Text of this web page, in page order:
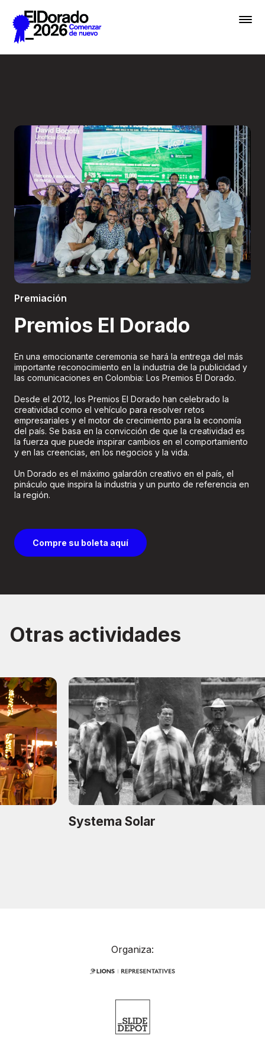
Saltar al contenido principal
Academias
Archivo
Inscribir
Boletería
Premiación
Premios El Dorado
En una emocionante ceremonia se hará la entrega del más
importante reconocimiento en la industria de la publicidad y
las comunicaciones en Colombia: Los Premios El Dorado.
Desde el 2012, los Premios El Dorado han celebrado la
creatividad como el vehículo para resolver retos
empresariales y el motor de crecimiento para la economía
del país. Se basa en la convicción de que la creatividad es
la fuerza que puede inspirar cambios en el comportamiento
y en las creencias, en los negocios y la vida.
Un Dorado es el máximo galardón creativo en el país, el
pináculo que inspira la industria y un punto de referencia en
la región.
Compre su boleta aquí
Otras actividades
Systema Solar
Organiza: